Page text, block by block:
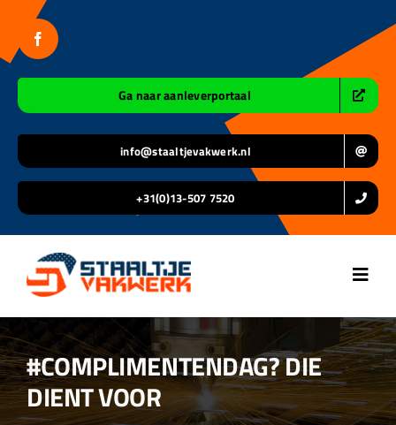
inhoud
Ga naar aanleverportaal
info@staaltjevakwerk.nl
+31(0)13-507 7520
Home
Over ons
#COMPLIMENTENDAG? DIE
DIENT VOOR